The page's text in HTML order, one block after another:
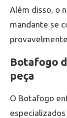
Além disso, o
mandante se
provavelmente
Botafogo
peça
O Botafogo